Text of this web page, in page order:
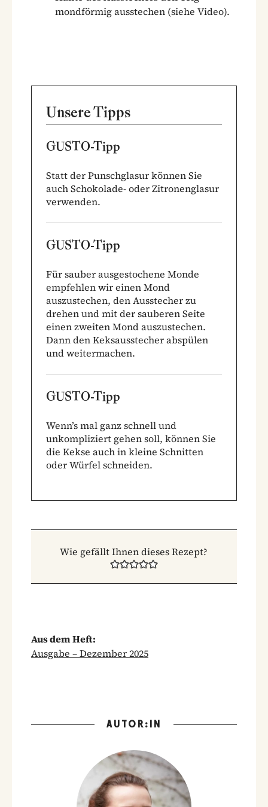
mondförmig ausstechen (siehe Video).
Unsere Tipps
GUSTO-Tipp
Statt der Punschglasur können Sie
auch Schokolade- oder Zitronenglasur
verwenden.
GUSTO-Tipp
Für sauber ausgestochene Monde
empfehlen wir einen Mond
auszustechen, den Ausstecher zu
drehen und mit der sauberen Seite
einen zweiten Mond auszustechen.
Dann den Keksausstecher abspülen
und weitermachen.
GUSTO-Tipp
Wenn’s mal ganz schnell und
unkompliziert gehen soll, können Sie
die Kekse auch in kleine Schnitten
oder Würfel schneiden.
Wie gefällt Ihnen dieses Rezept?
Aus dem Heft:
Ausgabe – Dezember 2025
AUTOR:IN